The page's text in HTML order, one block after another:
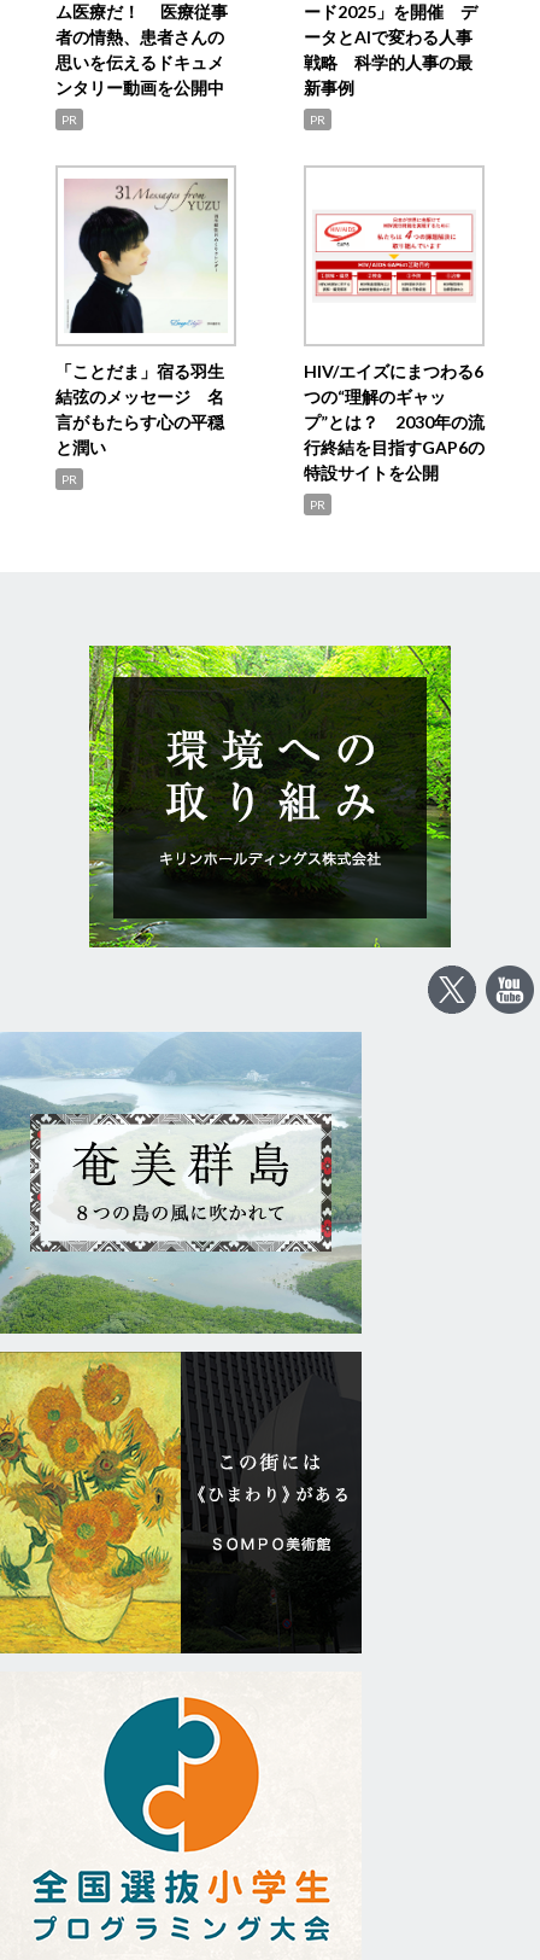
ム医療だ！ 医療従事
者の情熱、患者さんの
思いを伝えるドキュメ
ンタリー動画を公開中
PR
ード2025」を開催 デ
ータとAIで変わる人事
戦略 科学的人事の最
新事例
PR
「ことだま」宿る羽生
結弦のメッセージ 名
言がもたらす心の平穏
と潤い
PR
HIV/エイズにまつわる6
つの“理解のギャッ
プ”とは？ 2030年の流
行終結を目指すGAP6の
特設サイトを公開
PR